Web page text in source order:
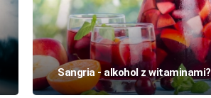
Sangria - alkohol z witaminami?